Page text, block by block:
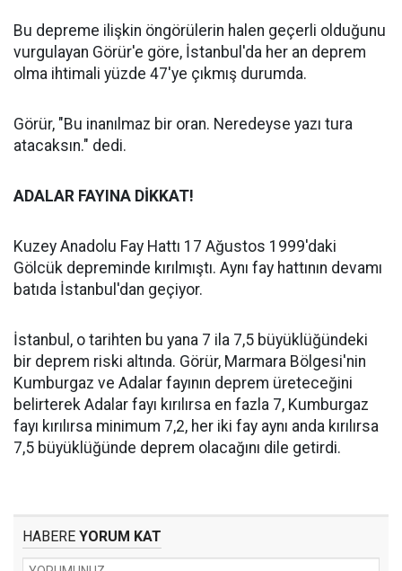
Bu depreme ilişkin öngörülerin halen geçerli olduğunu
vurgulayan Görür'e göre, İstanbul'da her an deprem
olma ihtimali yüzde 47'ye çıkmış durumda.
Görür, "Bu inanılmaz bir oran. Neredeyse yazı tura
atacaksın." dedi.
ADALAR FAYINA DİKKAT!
Kuzey Anadolu Fay Hattı 17 Ağustos 1999'daki
Gölcük depreminde kırılmıştı. Aynı fay hattının devamı
batıda İstanbul'dan geçiyor.
İstanbul, o tarihten bu yana 7 ila 7,5 büyüklüğündeki
bir deprem riski altında. Görür, Marmara Bölgesi'nin
Kumburgaz ve Adalar fayının deprem üreteceğini
belirterek Adalar fayı kırılırsa en fazla 7, Kumburgaz
fayı kırılırsa minimum 7,2, her iki fay aynı anda kırılırsa
7,5 büyüklüğünde deprem olacağını dile getirdi.
HABERE YORUM KAT